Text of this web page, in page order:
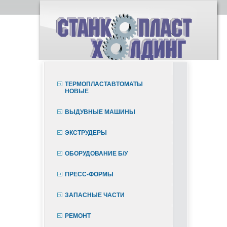
ТЕРМОПЛАСТАВТОМАТЫ
НОВЫЕ
ВЫДУВНЫЕ МАШИНЫ
ЭКСТРУДЕРЫ
ОБОРУДОВАНИЕ Б/У
ПРЕСС-ФОРМЫ
ЗАПАСНЫЕ ЧАСТИ
РЕМОНТ